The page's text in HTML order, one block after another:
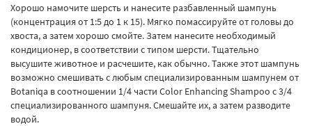
Хорошо намочите шерсть и нанесите разбавленный шампунь
(концентрация от 1:5 до 1 к 15). Мягко помассируйте от головы до
хвоста, а затем хорошо смойте. Затем нанесите необходимый
кондиционер, в соответствии с типом шерсти. Тщательно
высушите животное и расчешите, как обычно. Также этот шампунь
возможно смешивать с любым специализированным шампунем от
Botaniqa в соотношении 1/4 части Color Enhancing Shampoo с 3/4
специализированного шампуня. Смешайте их, а затем разводите
водой.